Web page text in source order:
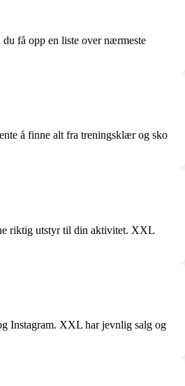
få opp en liste over nærmeste
å finne alt fra treningsklær og sko
riktig utstyr til din aktivitet. XXL
Instagram. XXL har jevnlig salg og